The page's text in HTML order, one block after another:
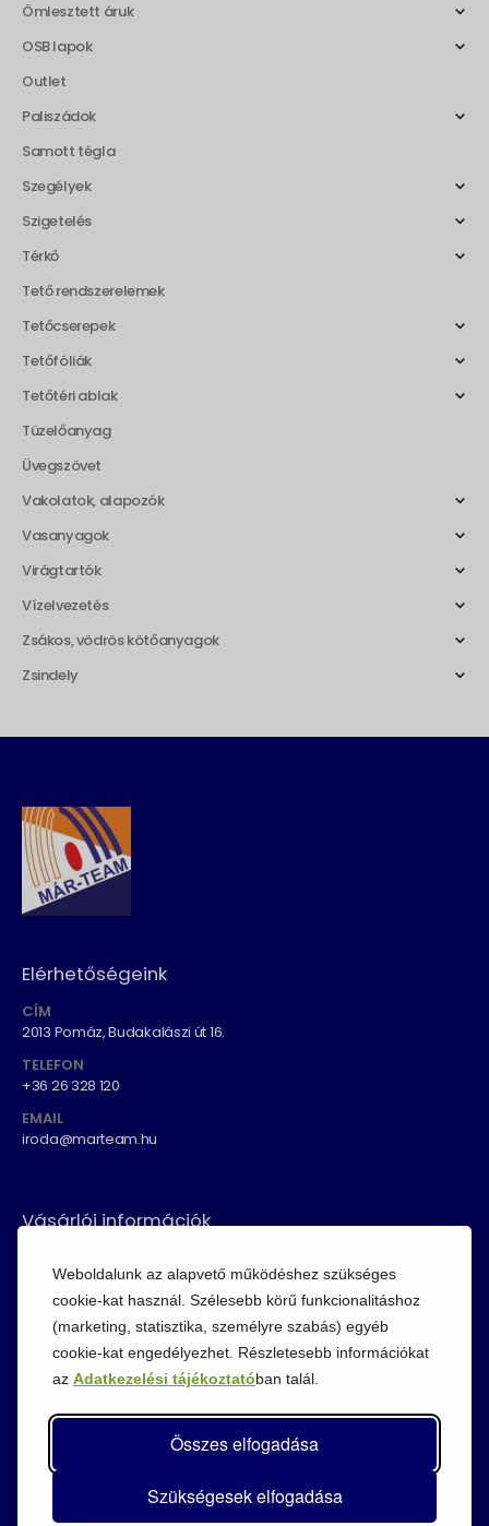
Weboldalunk az alapvető működéshez szükséges
cookie-kat használ. Szélesebb körű funkcionalitáshoz
(marketing, statisztika, személyre szabás) egyéb
cookie-kat engedélyezhet. Részletesebb információkat
az Adatkezelési tájékoztatóban talál.
Összes elfogadása
Szükségesek elfogadása
Ömlesztett áruk
OSB lapok
Outlet
Paliszádok
Samott tégla
Szegélyek
Szigetelés
Térkő
Tető rendszerelemek
Tetőcserepek
Tetőfóliák
Tetőtéri ablak
Tüzelőanyag
Üvegszövet
Vakolatok, alapozók
Vasanyagok
Virágtartók
Vízelvezetés
Zsákos, vödrös kötőanyagok
Zsindely
Elérhetőségeink
CÍM
2013 Pomáz, Budakalászi út 16.
TELEFON
+36 26 328 120
EMAIL
iroda@marteam.hu
Vásárlói információk
Fizetési módok
Adatvédelem
Cookie szabályzat